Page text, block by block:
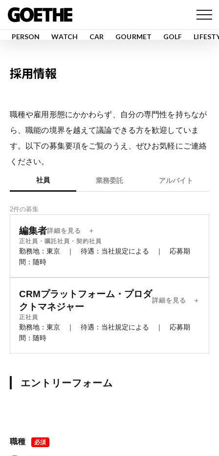
PERSON WATCH CAR GOURMET GOLF
採用情報
職種や雇用形態にかかわらず、自分の専門性を持ちなが
ら、職能の境界を越えて議論できる方を歓迎していま
す。以下の募集要項をご覧のうえ、ぜひお気軽にご連絡
ください。
社員 業務委託 アルバイト
2件の募集
編集者詳細を見る ＋
正社員・嘱託社員・契約社員
勤務地：東京 ｜ 待遇：当社規定による ｜ 応募期
間：随時
概要
月刊誌『GOETHE』およびウェブメディア「GOETHE」
の編集業務を中心に、書籍・写真集の企画立案、制作、刊
行後のプロモーション、会員事業「GOETHE LOUNGE」
に関わる企画運営など、編集を軸にした幅広い業務を担当
応募資格
雑誌、書籍、ウェブメディアなどでの編集経験、またはそ
CRMプラットフォーム・プロダ
クトマネジャー
詳細を見る ＋
正社員
勤務地：東京 ｜ 待遇：当社規定による ｜ 応募期
間：随時
CRM/MAツール活用を軸とした顧客接点設計とKPI設計、
SaaS導入から運用までを担当するプロダクトマネジャー
【必須条件】
エントリーフォーム
職種 必須